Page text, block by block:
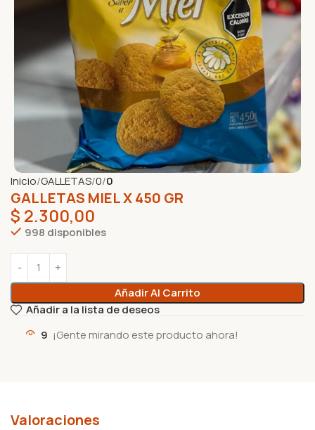
Inicio GALLETAS 0 0
GALLETAS MIEL X 450 GR
$ 2.300,00
998 disponibles
Añadir Al Carrito
Añadir a la lista de deseos
9 ¡Gente mirando este producto ahora!
Valoraciones